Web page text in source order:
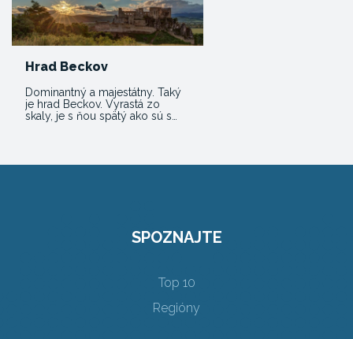
Hrad Beckov
Dominantný a majestátny. Taký
je hrad Beckov. Vyrastá zo
skaly, je s ňou spätý ako sú s…
SPOZNAJTE
Top 10
Regióny